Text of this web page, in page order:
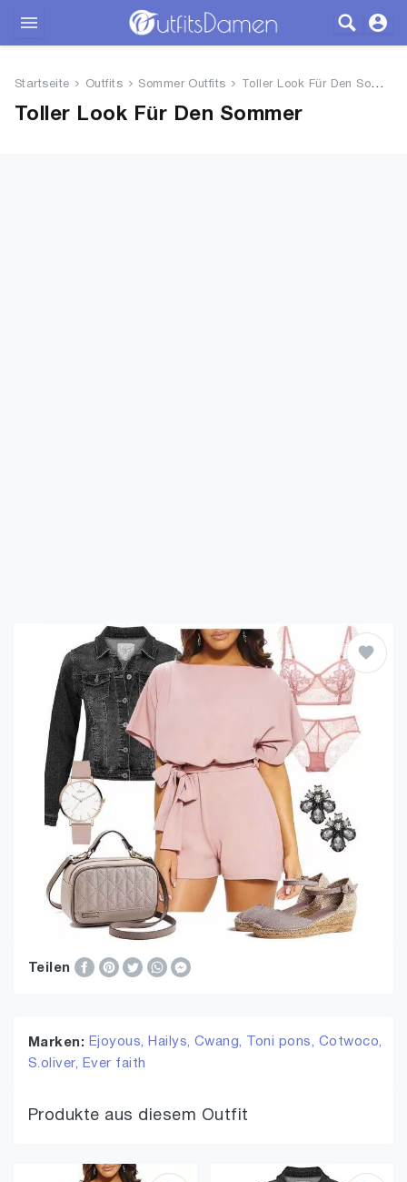
Bekleidung
Startseite Outfits Sommer Outfits Toller Look Für Den Sommer
Toller Look Für Den Sommer
Teilen
Marken: Ejoyous, Hailys,Cwang, Toni pons, Cotwoco,
S.oliver, Ever faith
Produkte aus diesem Outfit